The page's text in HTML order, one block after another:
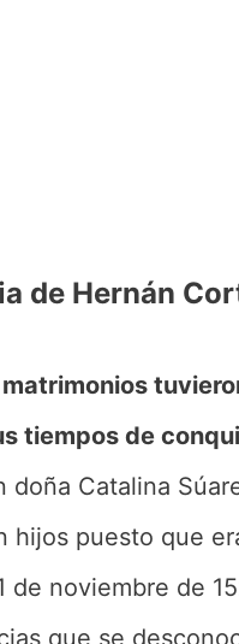
de Hernán
tiempos de
doña Catalina
hijos puesto que
de noviembre de
que se